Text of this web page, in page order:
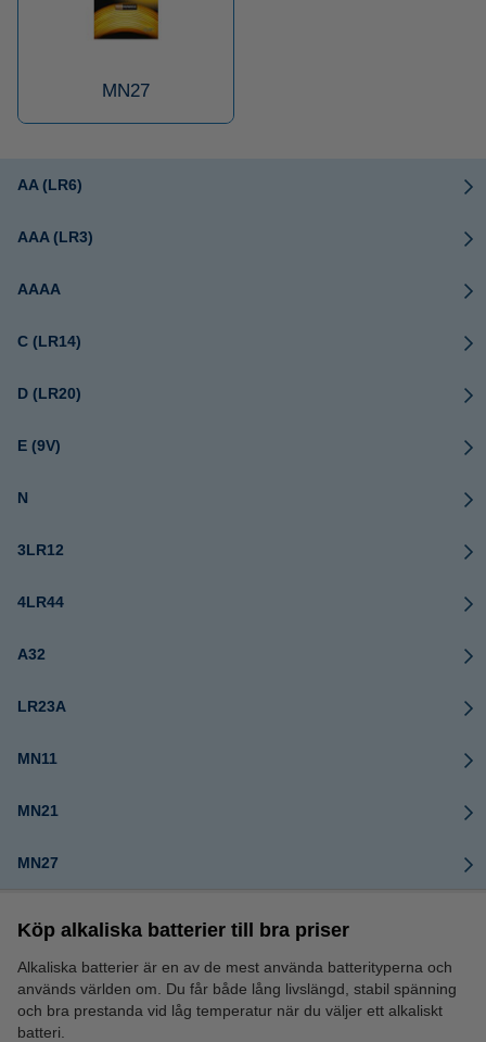
MN27
AA (LR6)
AAA (LR3)
AAAA
C (LR14)
D (LR20)
E (9V)
N
3LR12
4LR44
A32
LR23A
MN11
MN21
MN27
Köp alkaliska batterier till bra priser
Alkaliska batterier är en av de mest använda batterityperna och
används världen om. Du får både lång livslängd, stabil spänning
och bra prestanda vid låg temperatur när du väljer ett alkaliskt
batteri.